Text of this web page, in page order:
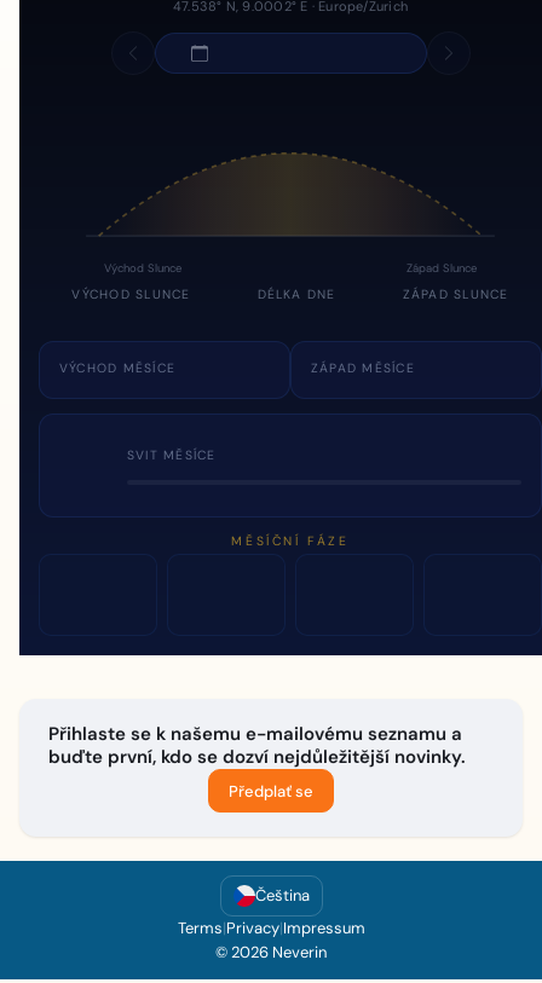
47.538° N, 9.0002° E · Europe/Zurich
Východ Slunce Západ Slunce
VÝCHOD SLUNCE DÉLKA DNE ZÁPAD SLUNCE
VÝCHOD MĚSÍCE ZÁPAD MĚSÍCE
SVIT MĚSÍCE
MĚSÍČNÍ FÁZE
Přihlaste se k našemu e-mailovému seznamu a
buďte první, kdo se dozví nejdůležitější novinky.
Předplať se
Čeština
Terms|Privacy|Impressum
© 2026 Neverin